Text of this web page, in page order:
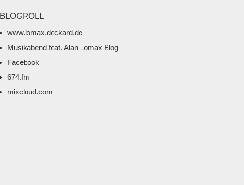
BLOGROLL
www.lomax.deckard.de
Musikabend feat. Alan Lomax Blog
Facebook
674.fm
mixcloud.com